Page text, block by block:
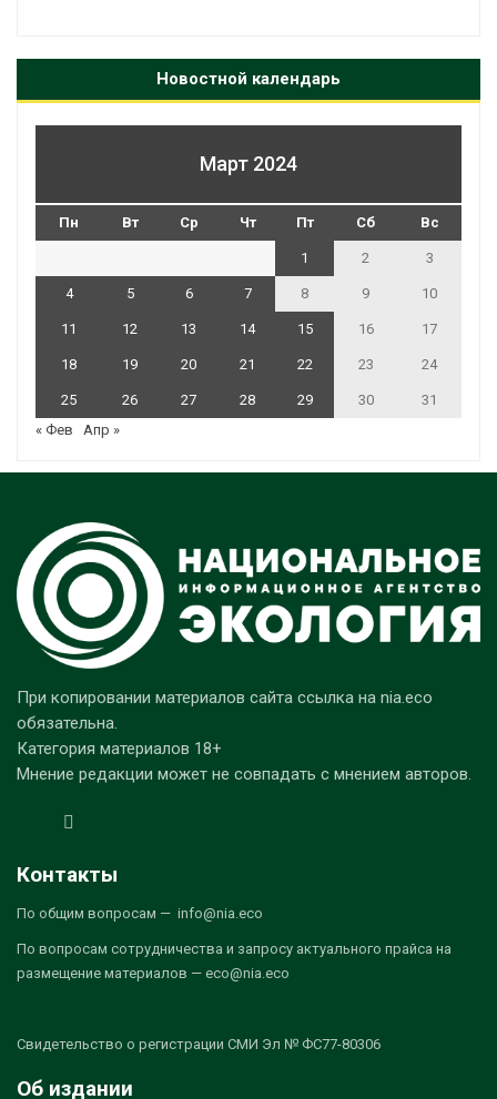
Новостной календарь
Март 2024
Пн Вт Ср Чт Пт Сб Вс
1 2 3
4 5 6 7 8 9 10
11 12 13 14 15 16 17
18 19 20 21 22 23 24
25 26 27 28 29 30
31
« Фев
Апр »
При копировании материалов сайта ссылка на nia.eco
обязательна.
Категория материалов 18+
Мнение редакции может не совпадать с мнением авторов.
Контакты
По общим вопросам — info@nia.eco
По вопросам сотрудничества и запросу актуального прайса на
размещение материалов — eco@nia.eco
Свидетельство о регистрации СМИ Эл № ФС77-80306
Об издании